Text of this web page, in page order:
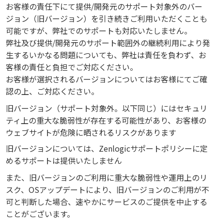
お客様の責任下にて提供/開発元のサポート対象外のバー
ジョン（旧バージョン）を引き続きご利用いただくことも
可能ですが、弊社でのサポートも対応いたしません。
弊社及び提供/開発元のサポート範囲外の継続利用により発
生するいかなる問題についても、弊社は責任を負わず、お
客様の責任と負担でご対応ください。
お客様が選択されるバージョンについてはお客様にてご確
認の上、ご対応ください。
旧バージョン（サポート対象外。以下同じ）にはセキュリ
ティ上の重大な脆弱性が存在する可能性があり、お客様の
ウェブサイトが危険に晒されるリスクがあります
旧バージョンについては、Zenlogicサポートポリシーに定
めるサポートは提供いたしません
また、旧バージョンのご利用に重大な脆弱性や運用上のリ
スク、OSアップデートにより、旧バージョンのご利用が不
可と判断した場合、速やかにサービスのご提供を中止する
ことがございます。